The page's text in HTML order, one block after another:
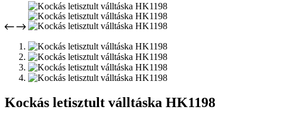
Kockás letisztult válltáska HK1198